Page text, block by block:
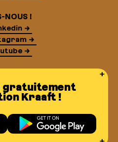
NOUS !
gratuitement
Kraaft !